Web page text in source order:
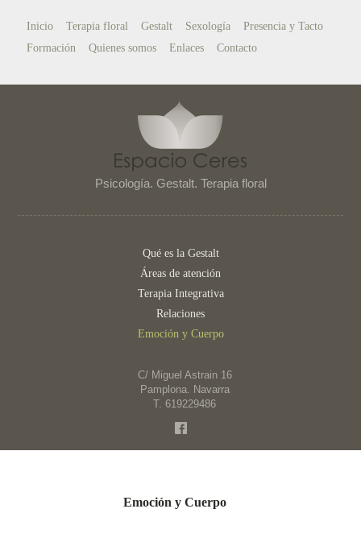
Psicología. Gestalt. Terapia floral
Qué es la Gestalt
Áreas de atención
Terapia Integrativa
Relaciones
Emoción y Cuerpo
C/ Miguel Astrain 16
Pamplona. Navarra
T. 619229486
Inicio Terapia floral Gestalt Sexología
Presencia y Tacto
Formación
Quienes somos Enlaces Contacto
Emoción y Cuerpo